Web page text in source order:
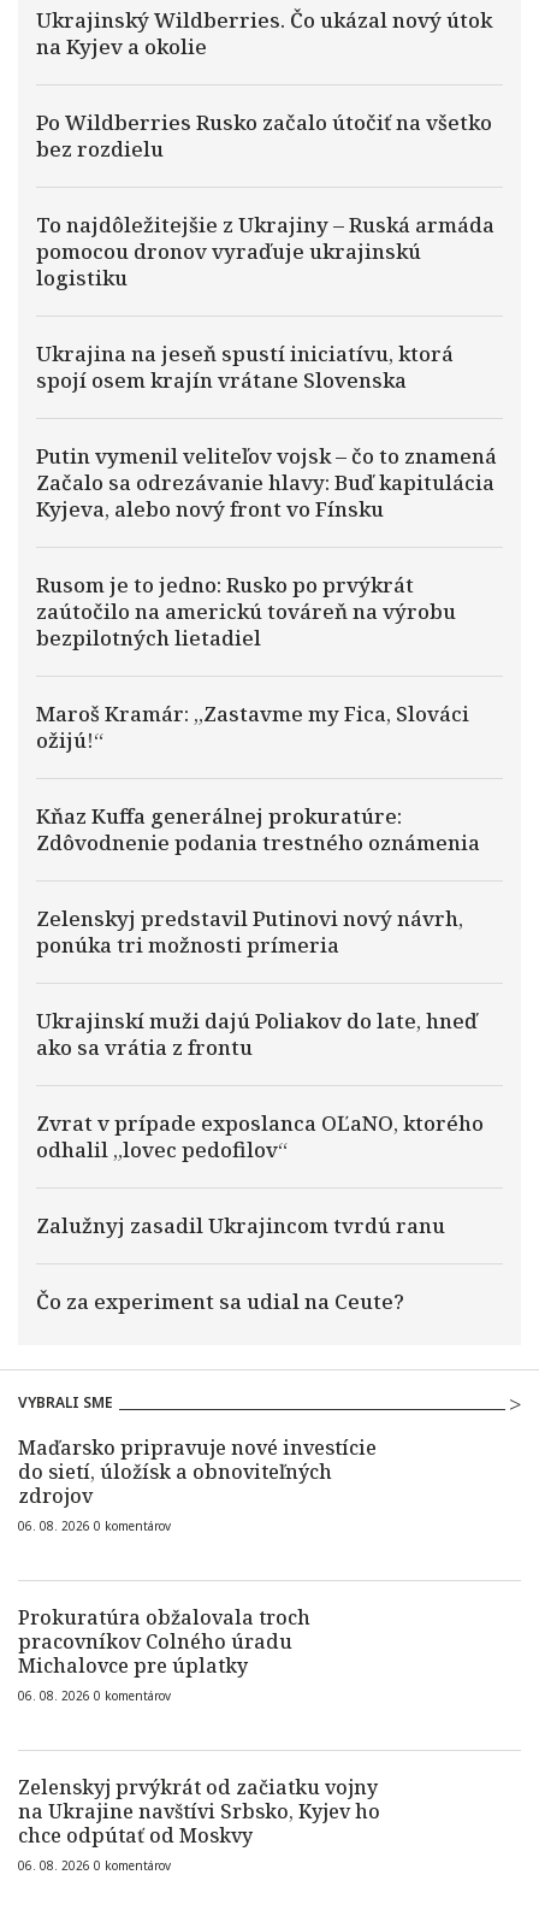
Ukrajinský Wildberries. Čo ukázal nový útok
na Kyjev a okolie
Po Wildberries Rusko začalo útočiť na všetko
bez rozdielu
To najdôležitejšie z Ukrajiny – Ruská armáda
pomocou dronov vyraďuje ukrajinskú
logistiku
Ukrajina na jeseň spustí iniciatívu, ktorá
spojí osem krajín vrátane Slovenska
Putin vymenil veliteľov vojsk – čo to znamená
Začalo sa odrezávanie hlavy: Buď kapitulácia
Kyjeva, alebo nový front vo Fínsku
Rusom je to jedno: Rusko po prvýkrát
zaútočilo na americkú továreň na výrobu
bezpilotných lietadiel
Maroš Kramár: „Zastavme my Fica, Slováci
ožijú!“
Kňaz Kuffa generálnej prokuratúre:
Zdôvodnenie podania trestného oznámenia
Zelenskyj predstavil Putinovi nový návrh,
ponúka tri možnosti prímeria
Ukrajinskí muži dajú Poliakov do late, hneď
ako sa vrátia z frontu
Zvrat v prípade exposlanca OĽaNO, ktorého
odhalil „lovec pedofilov“
Zalužnyj zasadil Ukrajincom tvrdú ranu
Čo za experiment sa udial na Ceute?
VYBRALI SME
Maďarsko pripravuje nové investície
do sietí, úložísk a obnoviteľných
zdrojov
06. 08. 2026 0 komentárov
Prokuratúra obžalovala troch
pracovníkov Colného úradu
Michalovce pre úplatky
06. 08. 2026 0 komentárov
Zelenskyj prvýkrát od začiatku vojny
na Ukrajine navštívi Srbsko, Kyjev ho
chce odpútať od Moskvy
06. 08. 2026 0 komentárov